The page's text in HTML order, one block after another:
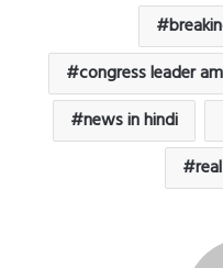
o
k
e
r
t
A
p
p
n
t
F
r
i
e
n
l
e
g
r
a
m
congress leader
news in hindi